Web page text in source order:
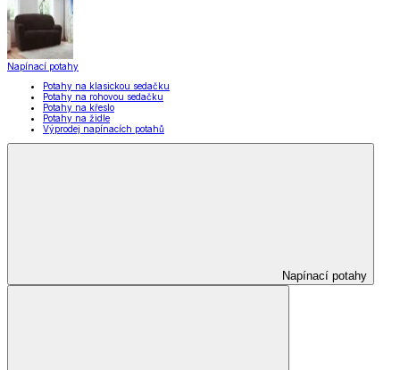
Napínací potahy
Potahy na klasickou sedačku
Potahy na rohovou sedačku
Potahy na křeslo
Potahy na židle
Výprodej napínacích potahů
Napínací potahy